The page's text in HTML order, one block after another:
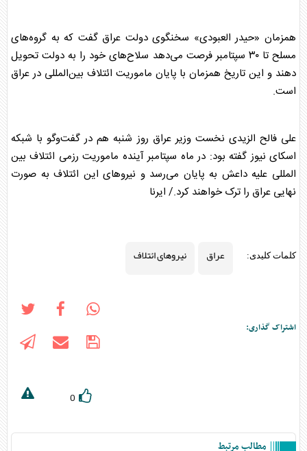
همزمان «حیدر العبودی» سخنگوی دولت عراق گفت که به گروه‌های
مسلح تا ۳۰ سپتامبر فرصت می‌دهد سلاح‌های خود را به دولت تحویل
دهند و این تاریخ همزمان با پایان ماموریت ائتلاف بین‌المللی در عراق
است.
علی فالح الزیدی نخست وزیرعراق روز شنبه هم در گفت‌و‌گو با شبکه
اسکای نیوز گفته بود: در ماه سپتامبر آینده ماموریت رزمی ائتلاف بین
المللی علیه داعش به پایان می‌رسد و نیرو‌های این ائتلاف به صورت
نهایی عراق را ترک خواهند کرد./ ایرنا
کلمات کلیدی: عراق نیروهای ائتلاف
اشتراک گذاری:
0
مطالب مرتبط